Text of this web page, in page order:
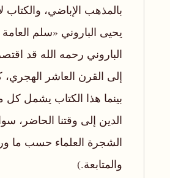
بالمذهب الإباضي،
يحيى الباروني «سلم العامة
الباروني رحمه الله قد
إلى القرن العاشر
بينما هذا الكتاب يشمل
الدين إلى وقتنا الحاضر،
الشجرة العلماء حسب ما
والمتابعة.)